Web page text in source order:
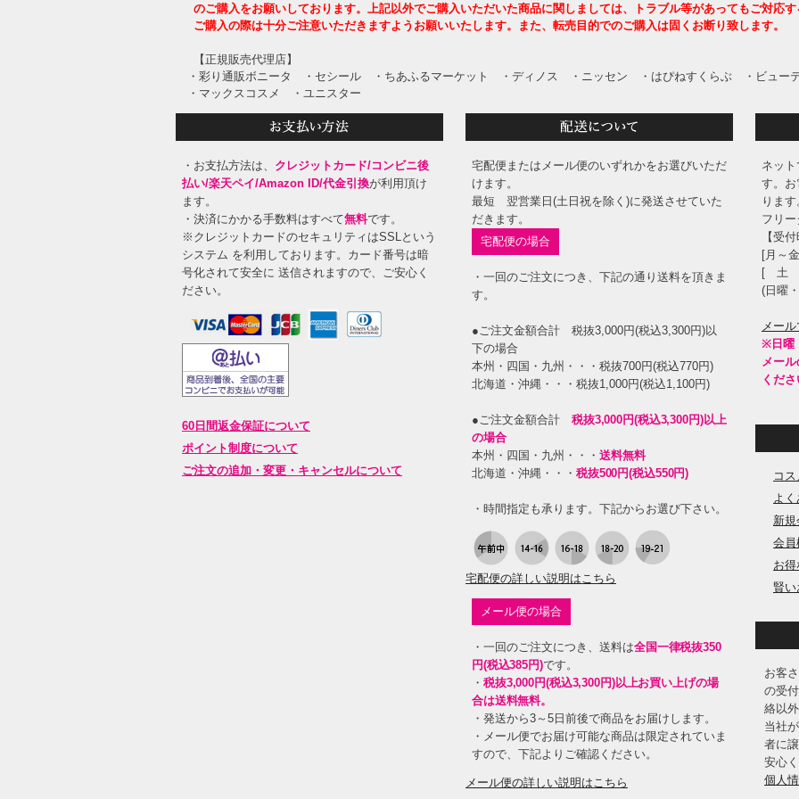
のご購入をお願いしております。上記以外でご購入いただいた商品に関しましては、トラブル等があってもご対応す
ご購入の際は十分ご注意いただきますようお願いいたします。また、転売目的でのご購入は固くお断り致します。
【正規販売代理店】
・彩り通販ボニータ
・セシール ・ちあふるマーケット ・ディノス ・ニッセン ・はぴねすくらぶ ・ビュー
・マックスコスメ
・ユニスター
・お支払方法は、 クレジットカード/コンビニ後
払い/楽天ペイ/Amazon ID/代金引換が利用頂け
ます。
・決済にかかる手数料はすべて無料です。
※クレジットカードのセキュリティはSSLという
システム を利用しております。カード番号は暗
号化されて安全に 送信されますので、ご安心く
ださい。
60日間返金保証について
ポイント制度について
ご注文の追加・変更・キャンセルについて
宅配便またはメール便のいずれかをお選びいただ
けます。
最短 翌営業日(土日祝を除く)に発送させていた
だきます。
宅配便の場合
・一回のご注文につき、下記の通り送料を頂きま
す。
●ご注文金額合計 税抜3,000円(税込3,300円)以
下の場合
本州・四国・九州・・・税抜700円(税込770円)
北海道・沖縄・・・税抜1,000円(税込1,100円)
●ご注文金額合計 税抜3,000円(税込3,300円)以上
の場合
本州・四国・九州・・・ 送料無料
北海道・沖縄・・・ 税抜500円(税込550円)
・時間指定も承ります。下記からお選び下さい。
宅配便の詳しい説明はこちら
メール便の場合
・一回のご注文につき、送料は全国一律税抜350
円(税込385円)です。
・ 税抜3,000円(税込3,300円)以上お買い上げの場
合は送料無料。
・発送から3～5日前後で商品をお届けします。
・メール便でお届け可能な商品は限定されていま
すので、下記よりご確認ください。
メール便の詳しい説明はこちら
ネッ
す。お
ります
フリ
【受付
[月～
[ 土 ]
(日曜
メー
※日曜
メー
くださ
コ
よ
新
会員
お得
賢い
お客
の受
絡以
当社
者に
安心く
個人